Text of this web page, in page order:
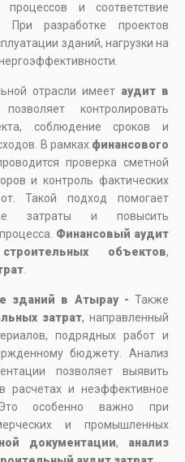
процессов и соответствие
При разработке проектов
зданий, нагрузки на
отрасли имеет аудит в
контролировать
соблюдение сроков и
В рамках финансового
проверка сметной
и контроль фактических
Такой подход помогает
затраты и повысить
Финансовый аудит
объектов,
зданий в Атырау - Также
затрат, направленный
подрядных работ и
бюджету. Анализ
позволяет выявить
и неэффективное
Это особенно важно при
и промышленных
документации, анализ